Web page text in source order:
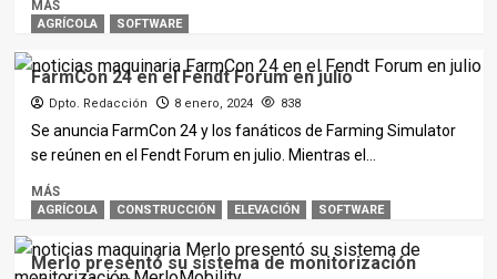
MÁS
AGRÍCOLA SOFTWARE
FarmCon 24 en el Fendt Forum en julio
Dpto. Redacción 8 enero, 2024 838
Se anuncia FarmCon 24 y los fanáticos de Farming Simulator
se reúnen en el Fendt Forum en julio. Mientras el...
MÁS
AGRÍCOLA CONSTRUCCIÓN ELEVACIÓN SOFTWARE
Merlo presentó su sistema de monitorización